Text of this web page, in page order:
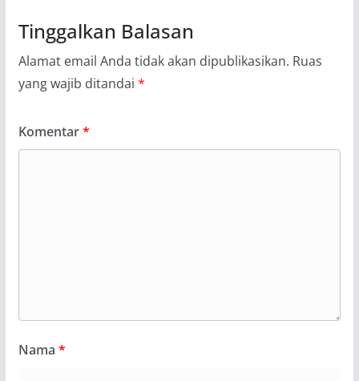
Tinggalkan Balasan
Alamat email Anda tidak akan dipublikasikan. Ruas
yang wajib ditandai *
Komentar*
Nama *